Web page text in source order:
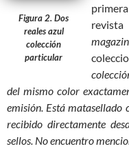
Figura 2. Dos
reales azul
colección
particular
del mismo color
emisión. Está
recibido directamente
sellos. No encuentro